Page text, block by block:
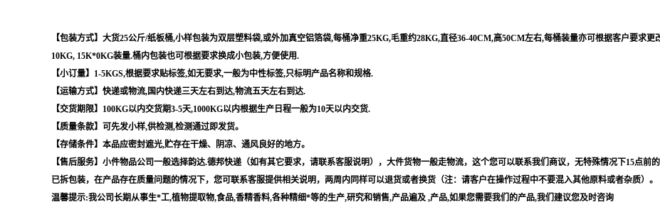
【包装方式】大货25公斤/纸板桶,小样包装为双层塑料袋,或外加真空铝箔袋,每桶净重25KG,毛重约28KG,直径36-40CM,高50CM左右,每桶装量亦可根据客户要求更
10KG, 15K*0KG装量.桶内包装也可根据要求换成小包装,方便使用.
【小订量】1-5KGS,根据要求贴标签,如无要求,一般为中性标签,只标明产品名称和规格.
【运输方式】快递或物流,国内快递三天左右到达,物流五天左右到达.
【交货期限】100KG以内交货期3-5天,1000KG以内根据生产日程一般为10天以内交货.
【质量条款】可先发小样,供检测,检测通过即发货。
【存储条件】本品应密封遮光,贮存在干燥、阴凉、通风良好的地方。
【售后服务】小件物品公司一般选择韵达.德邦快递（如有其它要求，请联系客服说明），大件货物一般走物流，这个您可以联系我们商议，无特殊情况下15点
已拆包装，在产品存在质量问题的情况下，您可联系客服提供相关说明，两周内同样可以退货或者换货（注：请客户在操作过程中不要混入其他原料或者杂质）。
温馨提示:我公司长期从事生*工,植物提取物,食品,香精香料,各种精细*等的生产,研究和销售,产品遍及 ,产品,如果您需要我们的产品,我们建议您及时咨询